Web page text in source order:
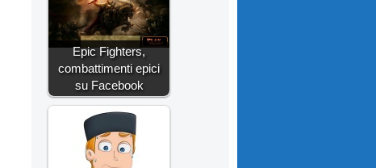
Epic Fighters,
combattimenti epici
su Facebook